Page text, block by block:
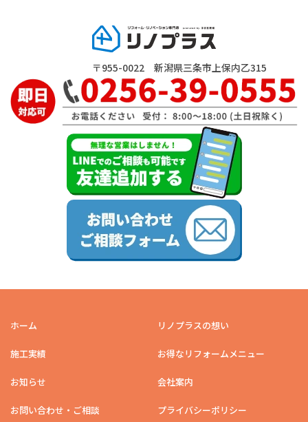
〒955-0022 新潟県三条市上保内乙315
ホーム リノプラスの想い
施工実績 お得なリフォームメニュー
お知らせ 会社案内
お問い合わせ・ご相談 プライバシーポリシー